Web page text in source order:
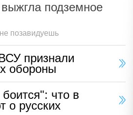
подземное
позавидуешь
признали
обороны
что в
о русских